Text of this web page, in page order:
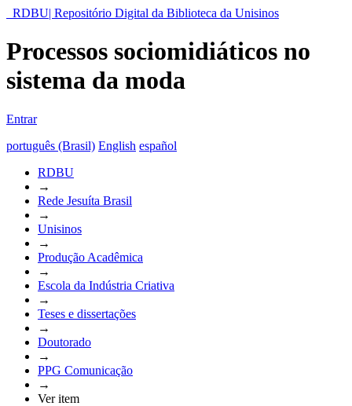
RDBU| Repositório Digital da Biblioteca da Unisinos
Processos sociomidiáticos no
sistema da moda
Entrar
português (Brasil) English español
RDBU
→
Rede Jesuíta Brasil
→
Unisinos
→
Produção Acadêmica
→
Escola da Indústria Criativa
→
Teses e dissertações
→
Doutorado
→
PPG Comunicação
→
Ver item